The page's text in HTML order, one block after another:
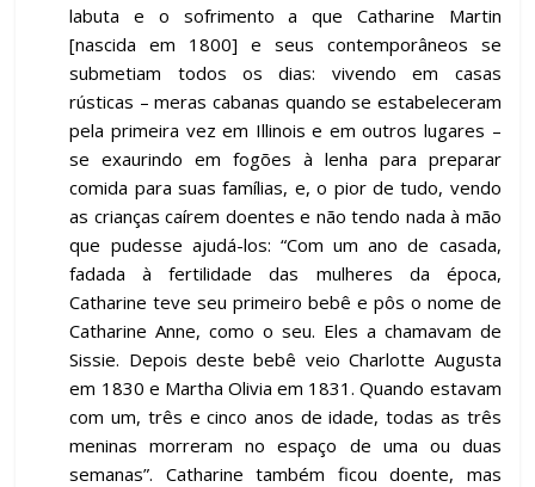
labuta e o sofrimento a que Catharine Martin
[nascida em 1800] e seus contemporâneos se
submetiam todos os dias: vivendo em casas
rústicas – meras cabanas quando se estabeleceram
pela primeira vez em Illinois e em outros lugares –
se exaurindo em fogões à lenha para preparar
comida para suas famílias, e, o pior de tudo, vendo
as crianças caírem doentes e não tendo nada à mão
que pudesse ajudá-los: “Com um ano de casada,
fadada à fertilidade das mulheres da época,
Catharine teve seu primeiro bebê e pôs o nome de
Catharine Anne, como o seu. Eles a chamavam de
Sissie. Depois deste bebê veio Charlotte Augusta
em 1830 e Martha Olivia em 1831. Quando estavam
com um, três e cinco anos de idade, todas as três
meninas morreram no espaço de uma ou duas
semanas”. Catharine também ficou doente, mas